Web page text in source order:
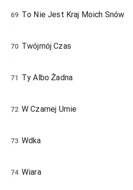
69 To Nie Jest Kraj Moich Snów
70 Twójmój Czas
71 Ty Albo Żadna
72 W Czarnej Urnie
73 Wdka
74 Wiara